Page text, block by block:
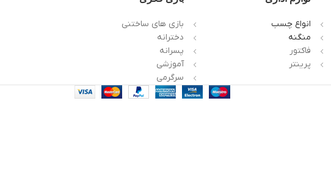
انواع چسب
منگنه
فاکتور
پرینتر
بازی های ساختنی
دخترانه
پسرانه
آموزشی
سرگرمی